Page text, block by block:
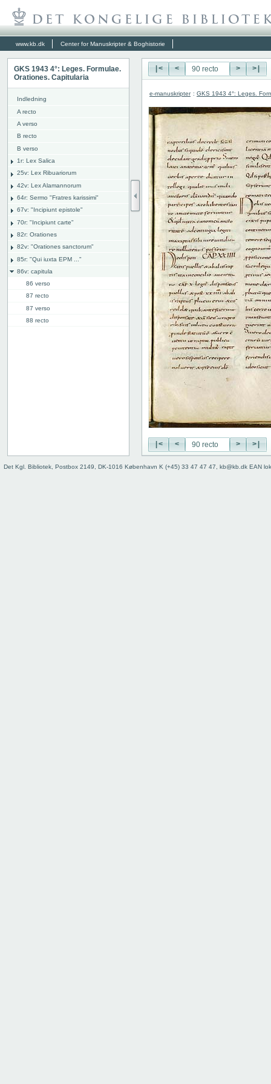
www.kb.dk Center for Manuskripter & Boghistorie
GKS 1943 4°: Leges. Formulae.
Orationes. Capitularia
Indledning
A recto
A verso
B recto
B verso
1r: Lex Salica
25v: Lex Ribuariorum
42v: Lex Alamannorum
64r: Sermo "Fratres karissimi"
67v: "Incipiunt epistole"
70r: "Incipiunt carte"
82r: Orationes
82v: "Orationes sanctorum"
85r: "Qui iuxta EPM ..."
86v: capitula
86 verso
87 recto
87 verso
88 recto
|< < > >|
e-manuskripter : GKS 1943 4°: Leges.
|< < > >|
Det Kgl. Bibliotek, Postbox 2149, DK-1016 København K (+45) 33 47 47 47, kb@kb.dk EAN